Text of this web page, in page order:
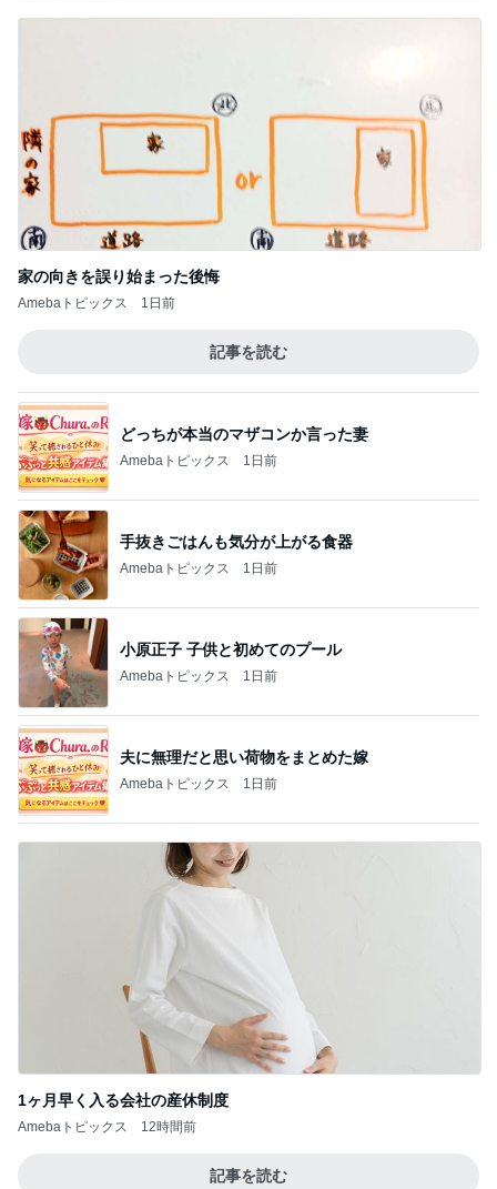
家の向きを誤り始まった後悔
Amebaトピックス 1日前
記事を読む
どっちが本当のマザコンか言った妻
Amebaトピックス 1日前
手抜きごはんも気分が上がる食器
Amebaトピックス 1日前
小原正子 子供と初めてのプール
Amebaトピックス 1日前
夫に無理だと思い荷物をまとめた嫁
Amebaトピックス 1日前
1ヶ月早く入る会社の産休制度
Amebaトピックス 12時間前
記事を読む